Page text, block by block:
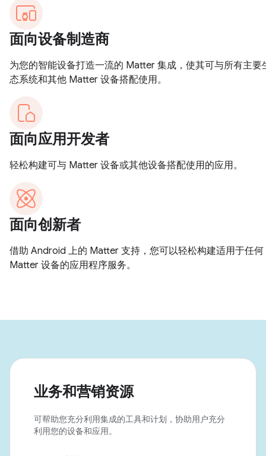
业务和营销资源
可帮助您充分利用集成的工具和计划，协助用户充分
利用您的设备和应用。